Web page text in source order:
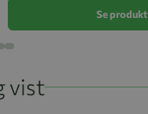
Se produkt
vist